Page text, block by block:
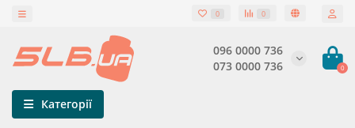
0 0
096 0000 736
073 0000 736
0
Категорії